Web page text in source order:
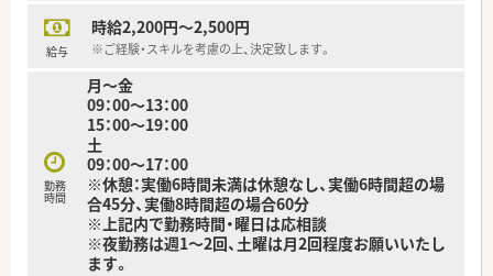
■ベテラン薬剤師さんが在籍していますのでブランクがあり方
でも安心してご就業いただけます♪
給与
時給2,200円～2,500円
※ご経験・スキルを考慮の上、決定致します。
勤務
時間
月～金
09：00～13：00
15：00～19：00
土
09：00～17：00
※休憩：実働6時間未満は休憩なし、実働6時間超の場
合45分、実働8時間超の場合60分
※上記内で勤務時間・曜日は応相談
※夜勤務は週1～2回、土曜は月2回程度お願いいたし
ます。